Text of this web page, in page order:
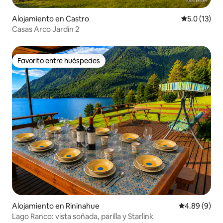
Alojamiento en Castro Calificación
5.0 (13)
Casas Arco Jardín 2
Favorito entre huéspedes
Favorito entre huéspedes
Alojamiento en Rininahue Calificación
4.89 (9)
Lago Ranco: vista soñada, parilla y Starlink